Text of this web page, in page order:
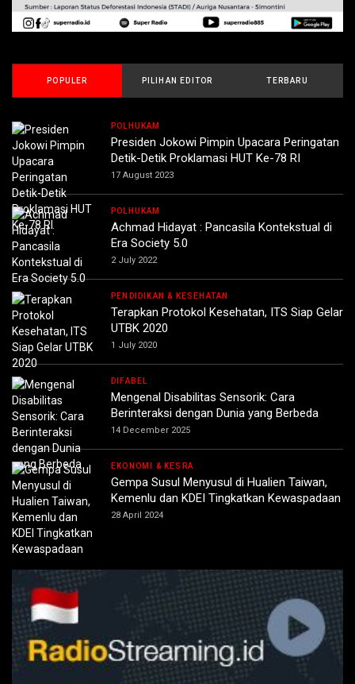
POPULER PILIHAN EDITOR TERBARU
POLHUKAM
Presiden Jokowi Pimpin Upacara Peringatan
Detik-Detik Proklamasi HUT Ke-78 RI
17 August 2023
POLHUKAM
Achmad Hidayat : Pancasila Kontekstual di
Era Society 5.0
2 July 2022
PENDIDIKAN & KESEHATAN
Terapkan Protokol Kesehatan, ITS Siap Gelar
UTBK 2020
1 July 2020
DIFABEL
Mengenal Disabilitas Sensorik: Cara
Berinteraksi dengan Dunia yang Berbeda
14 December 2025
EKONOMI & KESRA
Gempa Susul Menyusul di Hualien Taiwan,
Kemenlu dan KDEI Tingkatkan Kewaspadaan
28 April 2024